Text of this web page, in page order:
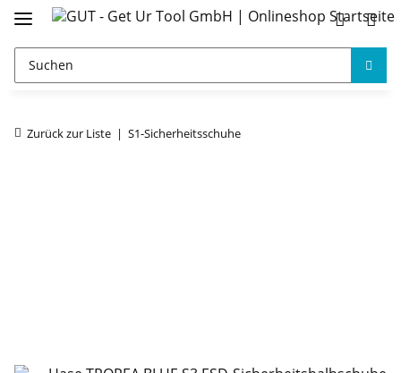
Zurück zur Liste S1-Sicherheitsschuhe